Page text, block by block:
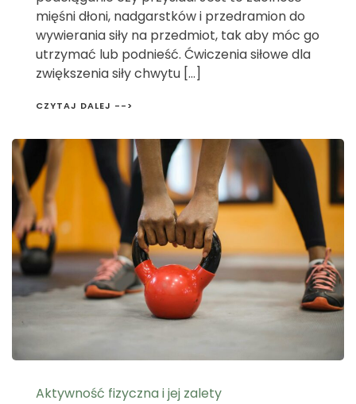
mięśni dłoni, nadgarstków i przedramion do
wywierania siły na przedmiot, tak aby móc go
utrzymać lub podnieść. Ćwiczenia siłowe dla
zwiększenia siły chwytu […]
CZYTAJ DALEJ -->
Aktywność fizyczna i jej zalety